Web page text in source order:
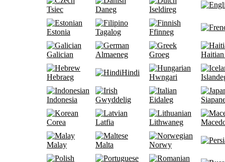
Tsiec Daneg Iseldireg
Estonia Tagalog Ffinneg
Galician Almaeneg Groeg
Hebraeg
Hindi
Hwngari
Indonesia Gwyddelig Eidaleg
Corea Latfia Lithwaneg
Malay Malta Norwy